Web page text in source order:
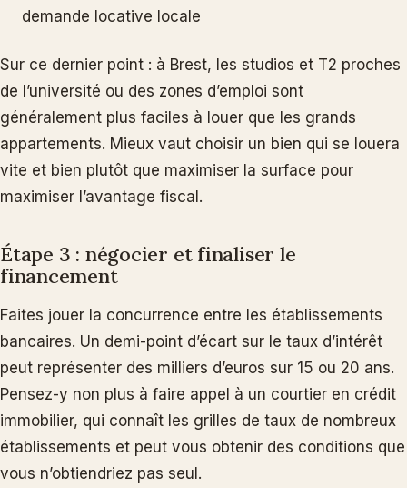
demande locative locale
Sur ce dernier point : à Brest, les studios et T2 proches
de l’université ou des zones d’emploi sont
généralement plus faciles à louer que les grands
appartements. Mieux vaut choisir un bien qui se louera
vite et bien plutôt que maximiser la surface pour
maximiser l’avantage fiscal.
Étape 3 : négocier et finaliser le
financement
Faites jouer la concurrence entre les établissements
bancaires. Un demi-point d’écart sur le taux d’intérêt
peut représenter des milliers d’euros sur 15 ou 20 ans.
Pensez-y non plus à faire appel à un courtier en crédit
immobilier, qui connaît les grilles de taux de nombreux
établissements et peut vous obtenir des conditions que
vous n’obtiendriez pas seul.